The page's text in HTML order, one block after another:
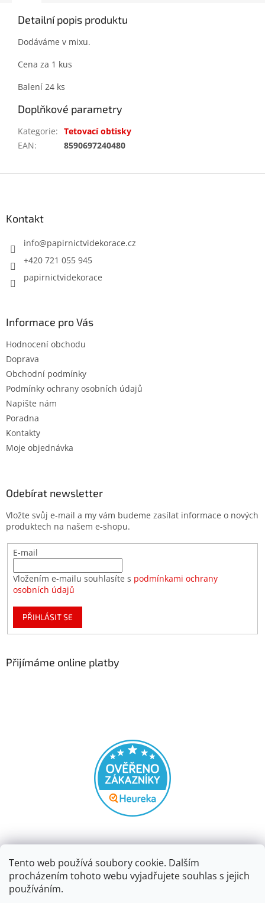
Tento web používá soubory cookie. Dalším
procházením tohoto webu vyjadřujete souhlas s jejich
používáním.
Detailní popis produktu
Dodáváme v mixu.
Cena za 1 kus
Balení 24 ks
Doplňkové parametry
Kategorie: Tetovací obtisky
EAN: 8590697240480
Kontakt
info@papirnictvidekorace.cz
+420 721 055 945
papirnictvidekorace
Informace pro Vás
Hodnocení obchodu
Doprava
Obchodní podmínky
Podmínky ochrany osobních údajů
Napište nám
Poradna
Kontakty
Moje objednávka
Odebírat newsletter
Vložte svůj e-mail a my vám budeme zasílat informace o nových
produktech na našem e-shopu.
E-mail
Vložením e-mailu souhlasíte s podmínkami ochrany
osobních údajů
PŘIHLÁSIT SE
Přijímáme online platby